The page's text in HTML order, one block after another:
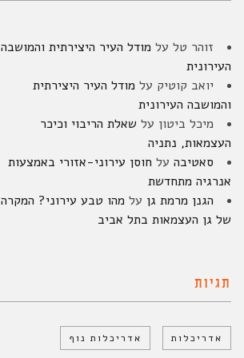
זוהר טל על מודל העיר היצירתית והמושבה
העירונית
יואב קוטיק על מודל העיר היצירתית
והמושבה העירונית
מיכל ביטון על שאלת הריבוי וכיכר
העצמאות, נתניה
סאטיבה על חוסן עירוני-אזורי באמצעות
אנרגיה מתחדשת
הגנן מרמת גן על מהו טבע עירוני? המקרה
של גן העצמאות בתל אביב
תגיות
אדריכלות אדריכלות נוף